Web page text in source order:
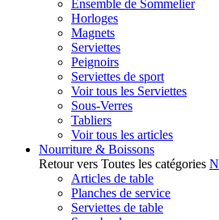
Ensemble de Sommelier
Horloges
Magnets
Serviettes
Peignoirs
Serviettes de sport
Voir tous les Serviettes
Sous-Verres
Tabliers
Voir tous les articles
Nourriture & Boissons
Retour vers Toutes les catégories
Articles de table
Planches de service
Serviettes de table